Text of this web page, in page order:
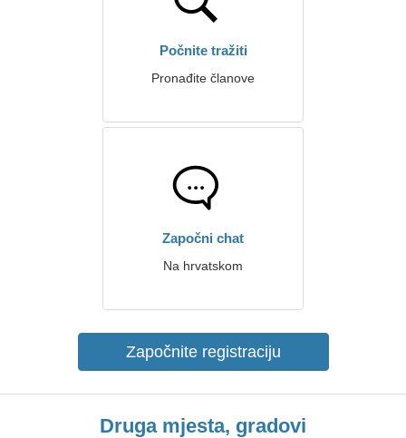
Počnite tražiti
Pronađite članove
Započni chat
Na hrvatskom
Započnite registraciju
Druga mjesta, gradovi